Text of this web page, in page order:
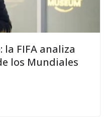
FIFA analiza
los Mundiales